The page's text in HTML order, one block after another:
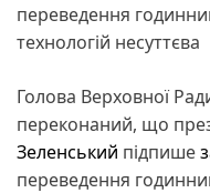
переведення
технологій несуттєва
Голова Верховної
переконаний, що
Зеленський підпише
переведення